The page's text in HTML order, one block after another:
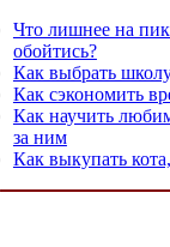
Что лишнее на
обойтись?
Как выбрать
Как сэкономить
Как научить
за ним
Как выкупать